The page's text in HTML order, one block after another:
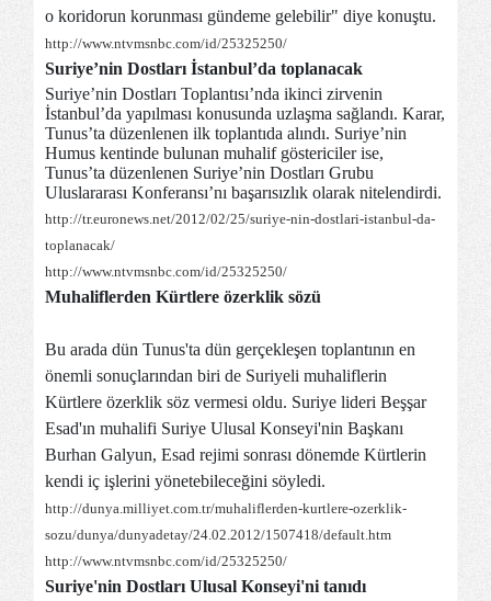
o koridorun korunması gündeme gelebilir" diye konuştu.
http://www.ntvmsnbc.com/id/25325250/
Suriye’nin Dostları İstanbul’da toplanacak
Suriye’nin Dostları Toplantısı’nda ikinci zirvenin
İstanbul’da yapılması konusunda uzlaşma sağlandı. Karar,
Tunus’ta düzenlenen ilk toplantıda alındı. Suriye’nin
Humus kentinde bulunan muhalif göstericiler ise,
Tunus’ta düzenlenen Suriye’nin Dostları Grubu
Uluslararası Konferansı’nı başarısızlık olarak nitelendirdi.
http://tr.euronews.net/2012/02/25/suriye-nin-dostlari-istanbul-da-
toplanacak/
http://www.ntvmsnbc.com/id/25325250/
Muhaliflerden Kürtlere özerklik sözü
Bu arada dün Tunus'ta dün gerçekleşen toplantının en
önemli sonuçlarından biri de Suriyeli muhaliflerin
Kürtlere özerklik söz vermesi oldu. Suriye lideri Beşşar
Esad'ın muhalifi Suriye Ulusal Konseyi'nin Başkanı
Burhan Galyun, Esad rejimi sonrası dönemde Kürtlerin
kendi iç işlerini yönetebileceğini söyledi.
http://dunya.milliyet.com.tr/muhaliflerden-kurtlere-ozerklik-
sozu/dunya/dunyadetay/24.02.2012/1507418/default.htm
http://www.ntvmsnbc.com/id/25325250/
Suriye'nin Dostları Ulusal Konseyi'ni tanıdı